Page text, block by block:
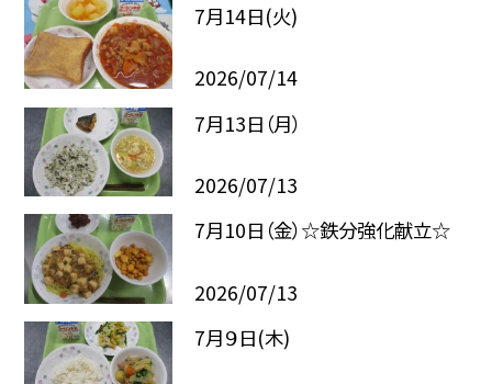
7月14日(火)
2026/07/14
7月13日（月）
2026/07/13
7月10日（金）☆鉄分強化献立☆
2026/07/13
7月９日(木)